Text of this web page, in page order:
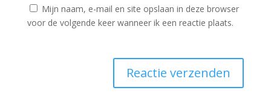
Mijn naam, e-mail en site opslaan in deze browser
voor de volgende keer wanneer ik een reactie plaats.